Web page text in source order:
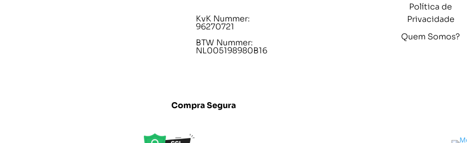
KvK Nummer:
96270721
BTW Nummer:
NL005198980B16
Política de
Privacidade
Quem Somos?
Compra Segura